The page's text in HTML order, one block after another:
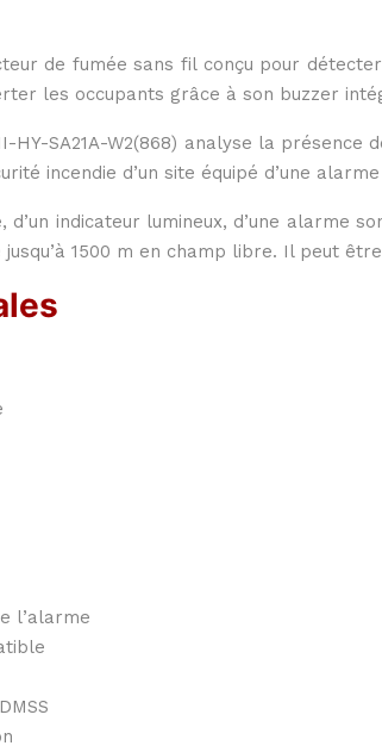
de fumée sans fil conçu pour
les occupants grâce à son buzzer
SA21A-W2(868) analyse la
incendie d’un site équipé d’une alarme
indicateur lumineux, d’une alarme
1500 m en champ libre. Il peut
l’alarme